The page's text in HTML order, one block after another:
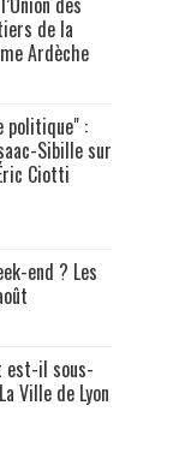
de la
Ardèche
politique" :
Sibille sur
Ciotti
end ? Les
est-il sous-
Ville de Lyon